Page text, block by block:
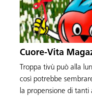
Cuore-Vita
Troppa tivù può alla
così potrebbe
la propensione di